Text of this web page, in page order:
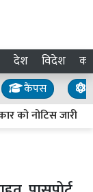
देश विदेश
कैंपस
को नोटिस जारी